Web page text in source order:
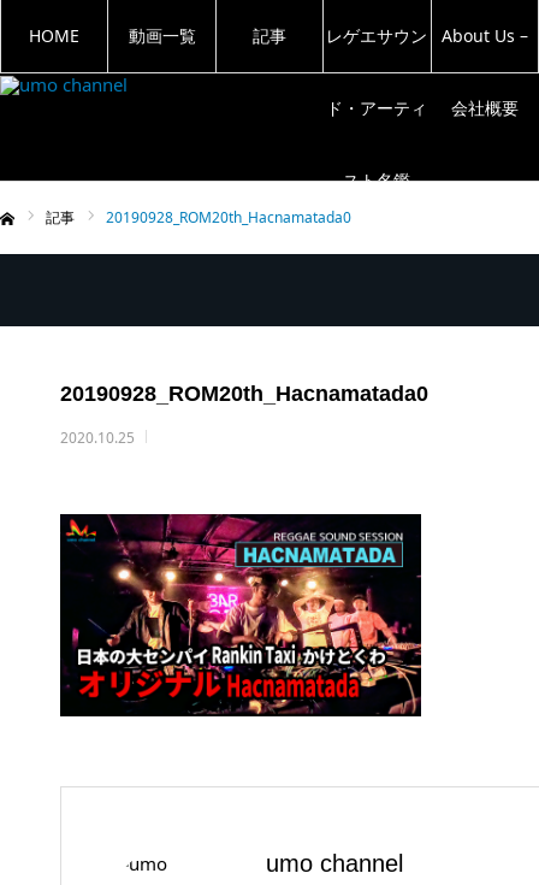
HOME 動画一覧 記事 レゲエサウン
ド・アーティ
スト名鑑
About Us –
会社概要
記事 20190928_ROM20th_Hacnamatada0
20190928_ROM20th_Hacnamatada0
2020.10.25
umo channel